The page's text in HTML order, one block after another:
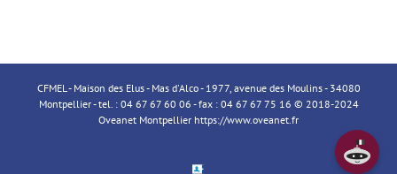
CFMEL - Maison des Elus - Mas d'Alco - 1977, avenue des Moulins - 34080
Montpellier - tel. : 04 67 67 60 06 - fax : 04 67 67 75 16 © 2018-2024
Oveanet Montpellier https://www.oveanet.fr
Espace